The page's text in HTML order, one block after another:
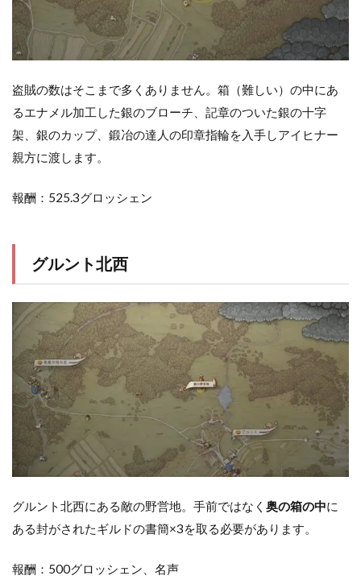
盗賊の数はそこまで多くありません。箱（難しい）の中にあ
るエナメル加工した銀のブローチ、記章のついた銀の十字
架、銀のカップ、鍛冶の達人の印章指輪を入手しアイヒナー
親方に渡します。
報酬：525.3グロッシェン
グルント北西
グルント北西にある敵の野営地。手前ではなく 奥の箱の中に
ある封がされたギルドの書簡×3を取る必要があります。
報酬：500グロッシェン、名声